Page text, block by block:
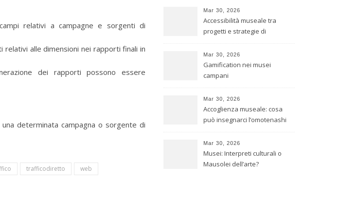
relativi a campagne e sorgenti di
relativi alle dimensioni nei rapporti finali in
dei rapporti possono essere
determinata campagna o sorgente di
trafficodiretto
web
Mar 30, 2026
Accessibilità museale tra
progetti e strategie di
Mar 30, 2026
Gamification nei musei
campani
Mar 30, 2026
Accoglienza museale: cosa
può insegnarci l’omotenashi
Mar 30, 2026
Musei: Interpreti culturali o
Mausolei dell’arte?